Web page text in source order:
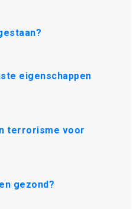
eigenschappen
terrorisme voor
gezond?